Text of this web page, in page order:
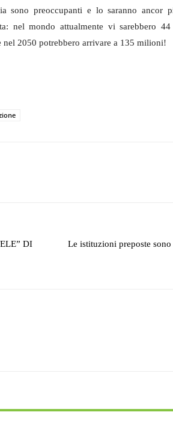
sono preoccupanti e lo saranno ancor
nel mondo attualmente vi sarebbero
nel 2050 potrebbero arrivare a 135 milioni!
DI
Le istituzioni preposte